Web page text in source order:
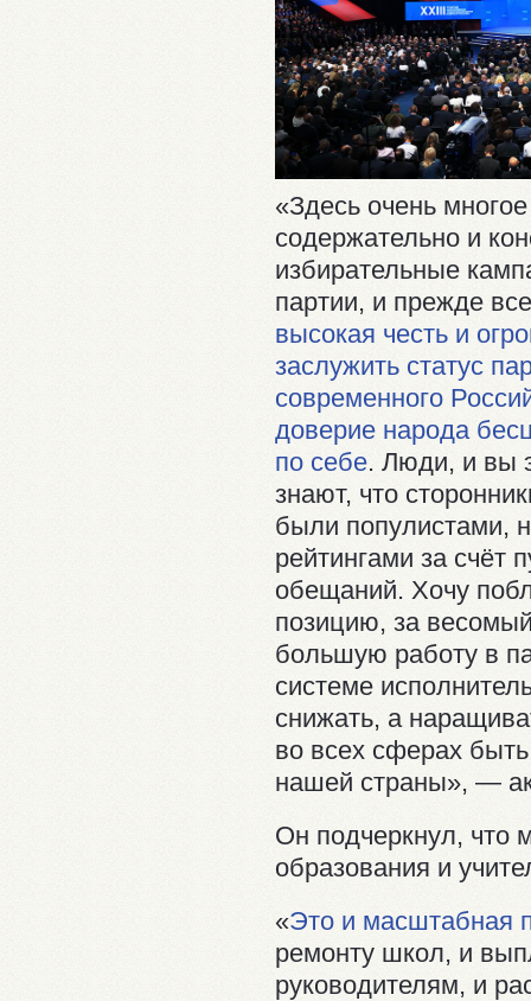
«Здесь очень
содержательно и
избирательные
партии, и прежде
высокая честь и
заслужить статус
современного
доверие народа
по себе. Люди, и вы
знают, что
были популистами,
рейтингами за счёт
обещаний. Хочу
позицию, за
большую работу в
системе
снижать, а
во всех сферах
нашей страны», —
Он подчеркнул, что
образования и
«Это и масштабная
ремонту школ, и
руководителям, и